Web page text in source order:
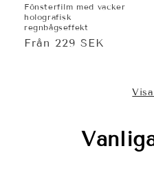
Fönsterfilm med vacker
holografisk
regnbågseffekt
Ordinarie
Från 229 SEK